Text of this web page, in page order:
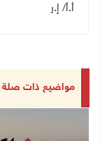
أ.أ/ إ.ر
مواضيع ذات صلة